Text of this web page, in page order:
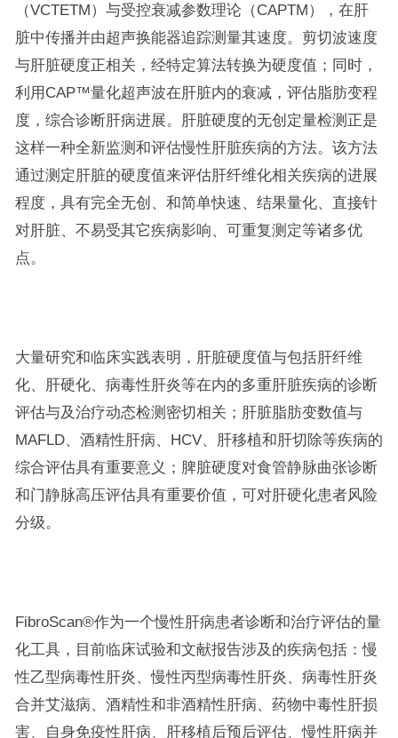
（VCTETM）与受控衰减参数理论（CAPTM），在肝
脏中传播并由超声换能器追踪测量其速度。剪切波速度
与肝脏硬度正相关，经特定算法转换为硬度值；同时，
利用CAP™量化超声波在肝脏内的衰减，评估脂肪变程
度，综合诊断肝病进展。肝脏硬度的无创定量检测正是
这样一种全新监测和评估慢性肝脏疾病的方法。该方法
通过测定肝脏的硬度值来评估肝纤维化相关疾病的进展
程度，具有完全无创、和简单快速、结果量化、直接针
对肝脏、不易受其它疾病影响、可重复测定等诸多优
点。
大量研究和临床实践表明，肝脏硬度值与包括肝纤维
化、肝硬化、病毒性肝炎等在内的多重肝脏疾病的诊断
评估与及治疗动态检测密切相关；肝脏脂肪变数值与
MAFLD、酒精性肝病、HCV、肝移植和肝切除等疾病的
综合评估具有重要意义；脾脏硬度对食管静脉曲张诊断
和门静脉高压评估具有重要价值，可对肝硬化患者风险
分级。
FibroScan®作为一个慢性肝病患者诊断和治疗评估的量
化工具，目前临床试验和文献报告涉及的疾病包括：慢
性乙型病毒性肝炎、慢性丙型病毒性肝炎、病毒性肝炎
合并艾滋病、酒精性和非酒精性肝病、药物中毒性肝损
害、自身免疫性肝病、肝移植后预后评估、慢性肝病并